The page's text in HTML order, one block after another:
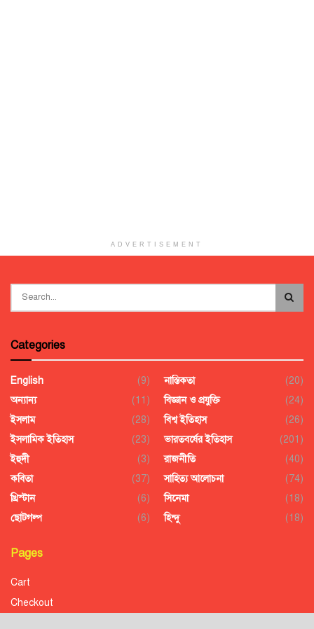
ADVERTISEMENT
Categories
English
(9)
অন্যান্য
(11)
ইসলাম
(28)
ইসলামিক ইতিহাস
(23)
ইহুদী
(3)
কবিতা
(37)
খ্রিস্টান
(6)
ছোটগল্প
(6)
নাস্তিকতা
(20)
বিজ্ঞান ও প্রযুক্তি
(24)
বিশ্ব ইতিহাস
(26)
ভারতবর্ষের ইতিহাস
(201)
রাজনীতি
(40)
সাহিত্য আলোচনা
(74)
সিনেমা
(18)
হিন্দু
(18)
Pages
Cart
Checkout